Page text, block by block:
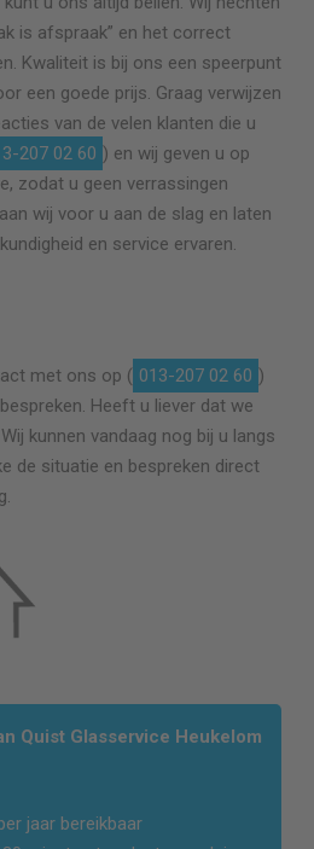
is afspraak” en het correct
Kwaliteit is bij ons een speerpunt
een goede prijs. Graag verwijzen
van de velen klanten die u
207 02 60 ) en wij geven u op
zodat u geen verrassingen
wij voor u aan de slag en laten
en service ervaren.
met ons op ( 013-207 02 60 )
Heeft u liever dat we
kunnen vandaag nog bij u langs
de situatie en bespreken direct
Quist Glasservice Heukelom
jaar bereikbaar